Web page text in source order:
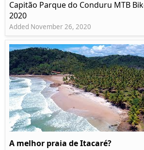
Capitão Parque do Conduru MTB
2020
Added November 26, 2020
A melhor praia de Itacaré?